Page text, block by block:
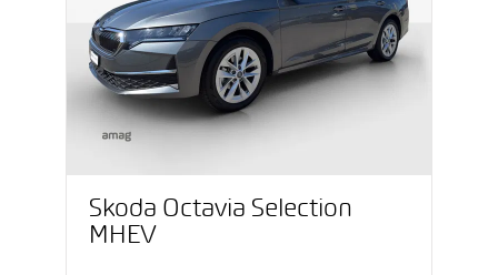
Škoda Octavia Selection
MHEV